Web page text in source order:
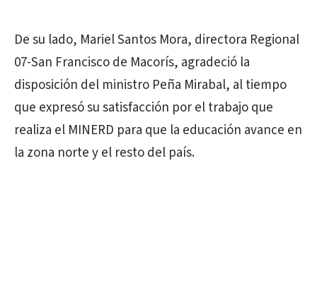
De su lado, Mariel Santos Mora, directora Regional
07-San Francisco de Macorís, agradeció la
disposición del ministro Peña Mirabal, al tiempo
que expresó su satisfacción por el trabajo que
realiza el MINERD para que la educación avance en
la zona norte y el resto del país.